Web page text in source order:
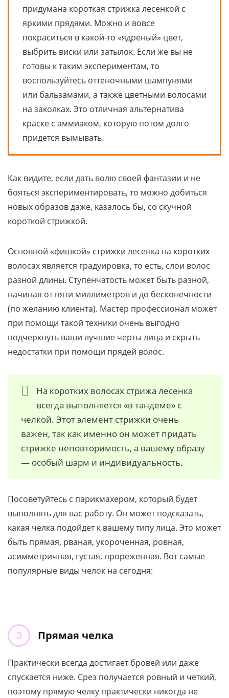
придумана короткая стрижка лесенкой с
яркими прядями. Можно и вовсе
покраситься в какой-то «ядреный» цвет,
выбрить виски или затылок. Если же вы не
готовы к таким экспериментам, то
воспользуйтесь оттеночными шампунями
или бальзамами, а также цветными волосами
на заколках. Это отличная альтернатива
краске с аммиаком, которую потом долго
придется вымывать.
Как видите, если дать волю своей фантазии и не
бояться экспериментировать, то можно добиться
новых образов даже, казалось бы, со скучной
короткой стрижкой.
Основной «фишкой» стрижки лесенка на коротких
волосах является градуировка, то есть, слои волос
разной длины. Ступенчатость может быть разной,
начиная от пяти миллиметров и до бесконечности
(по желанию клиента). Мастер профессионал может
при помощи такой техники очень выгодно
подчеркнуть ваши лучшие черты лица и скрыть
недостатки при помощи прядей волос.
На коротких волосах стрижа лесенка
всегда выполняется «в тандеме» с
челкой. Этот элемент стрижки очень
важен, так как именно он может придать
стрижке неповторимость, а вашему образу
— особый шарм и индивидуальность.
Посоветуйтесь с парикмахером, который будет
выполнять для вас работу. Он может подсказать,
какая челка подойдет к вашему типу лица. Это может
быть прямая, рваная, укороченная, ровная,
асимметричная, густая, прореженная. Вот самые
популярные виды челок на сегодня:
Прямая челка
Практически всегда достигает бровей или даже
спускается ниже. Срез получается ровный и четкий,
поэтому прямую челку практически никогда не